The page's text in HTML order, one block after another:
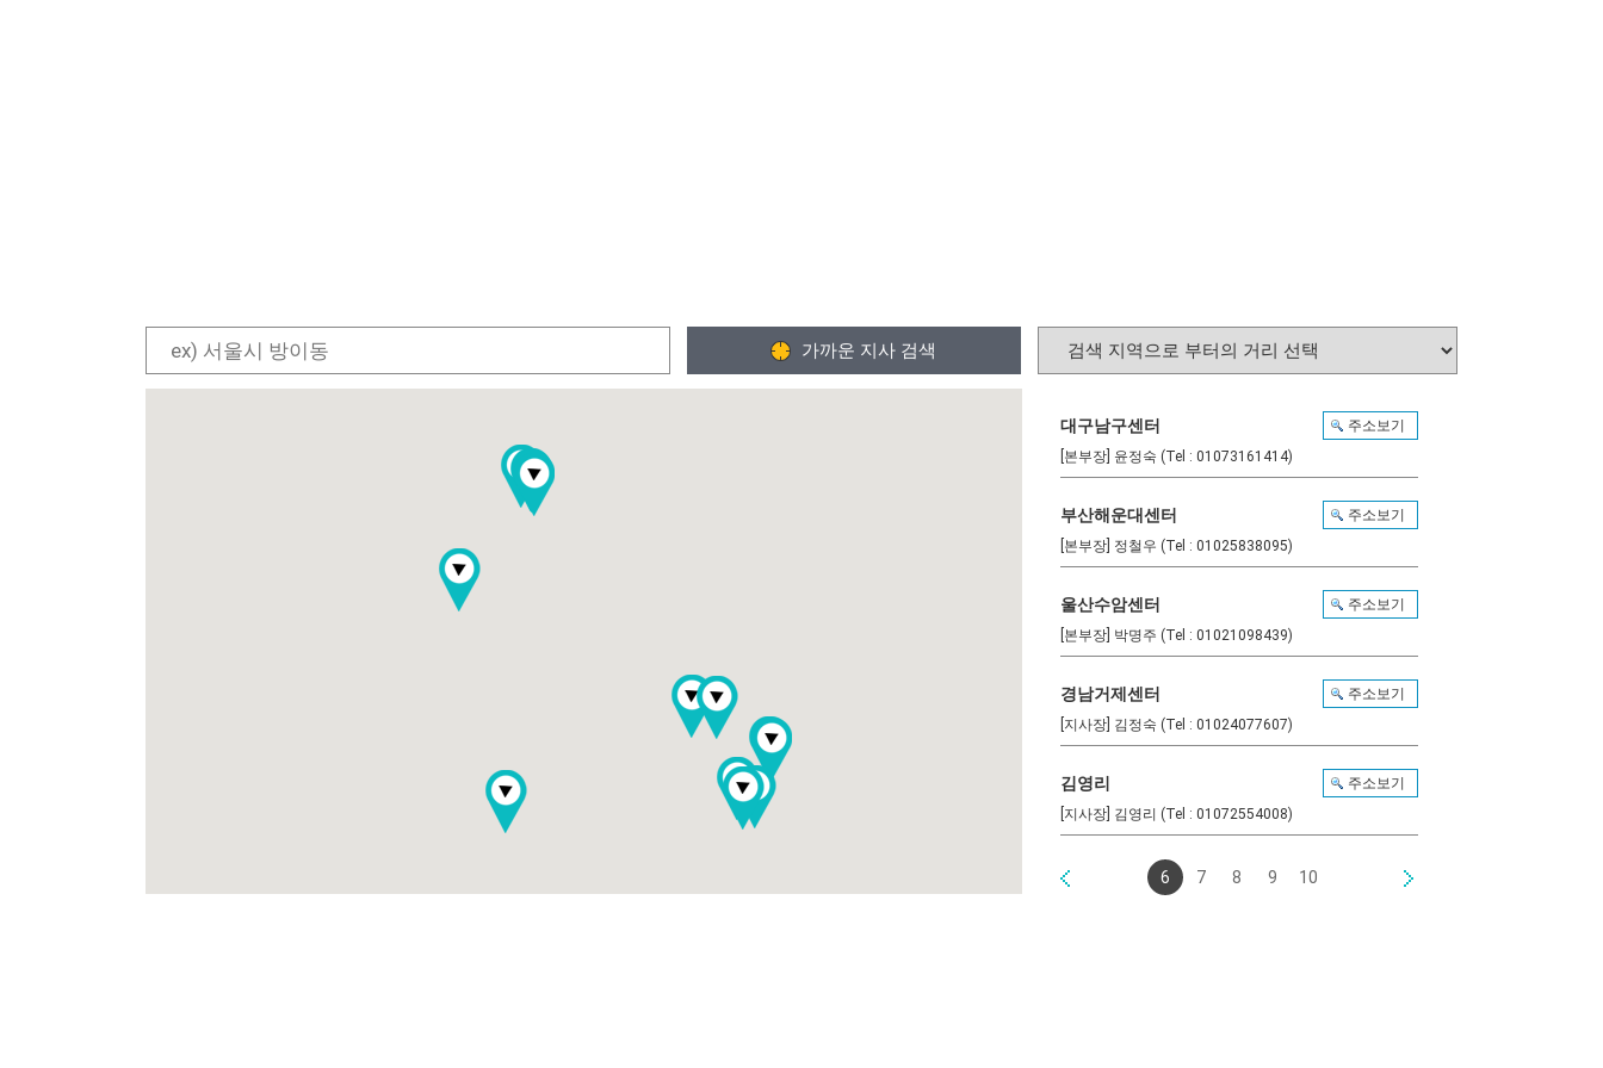
가까운 지사 검색
대구남구센터
주소보기
[본부장] 윤정숙 (Tel : 01073161414)
부산해운대센터
주소보기
[본부장] 정철우 (Tel : 01025838095)
울산수암센터
주소보기
[본부장] 박명주 (Tel : 01021098439)
경남거제센터
주소보기
[지사장] 김정숙 (Tel : 01024077607)
김영리
주소보기
[지사장] 김영리 (Tel : 01072554008)
6 7 8 9 10